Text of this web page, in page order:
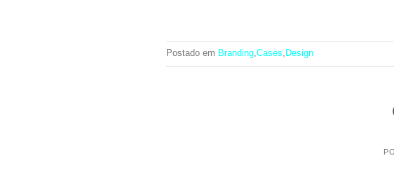
Postado em Branding,Cases, Design